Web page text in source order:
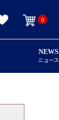
0
NEWS
ニュース